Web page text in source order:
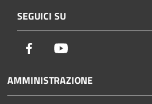
SEGUICI SU
Facebook
AMMINISTRAZIONE